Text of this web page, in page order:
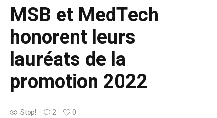
MSB et MedTech
honorent leurs
lauréats de la
promotion 2022
Stop! 2 0